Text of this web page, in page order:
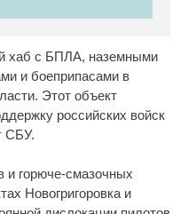
хаб с БПЛА, наземными
и боеприпасами в
Этот объект
российских войск
СБУ.
и горюче-смазочных
Новогригоровка и